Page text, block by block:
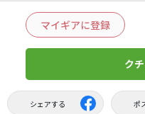
マイギアに登録
ク
シェアする ポ